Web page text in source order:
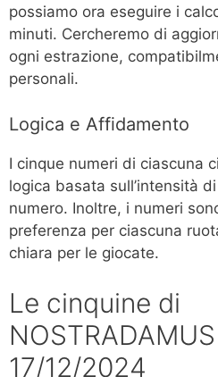
possiamo ora eseguire i
minuti. Cercheremo di
ogni estrazione,
personali.
Logica e Affidamento
I cinque numeri di ciascuna
logica basata sull’intensità
numero. Inoltre, i numeri
preferenza per ciascuna
chiara per le giocate.
Le cinquine di
17/12/2024